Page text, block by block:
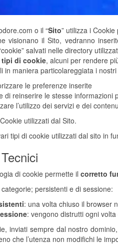
o il “Sito” utilizza i
visionano il Sito, vedranno
salvati nelle directory
tipi di cookie, alcuni per rendere
in maniera particolareggiata i
le preferenze inserite
di reinserire le stesse informazioni
l’utilizzo dei servizi e dei
utilizzati dal Sito.
tipi di cookie utilizzati dal sito in
di cookie permette il corretto
persistenti e di sessione:
: una volta chiuso il browser
: vengono distrutti ogni
inviati sempre dal nostro
che l’utenza non modifichi le